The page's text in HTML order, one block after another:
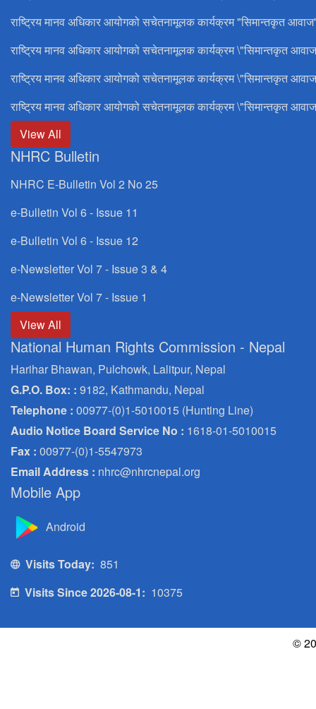
राष्ट्रिय मानव अधिकार आयोगको सचेतनामूलक कार्यक्रम "सिमान्तकृत
राष्ट्रिय मानव अधिकार आयोगको सचेतनामूलक कार्यक्रम \"सिमान्तकृत
राष्ट्रिय मानव अधिकार आयोगको सचेतनामूलक कार्यक्रम \"सिमान्तकृत
राष्ट्रिय मानव अधिकार आयोगको सचेतनामूलक कार्यक्रम \"सिमान्तकृत
View All
NHRC Bulletin
NHRC E-Bulletin Vol 2 No 25
e-Bulletin Vol 6 - Issue 11
e-Bulletin Vol 6 - Issue 12
e-Newsletter Vol 7 - Issue 3 & 4
e-Newsletter Vol 7 - Issue 1
View All
National Human Rights Commission - Nepal
Harihar Bhawan, Pulchowk, Lalitpur, Nepal
G.P.O. Box: : 9182, Kathmandu, Nepal
Telephone : 00977-(0)1-5010015 (Hunting Line)
Audio Notice Board Service No : 1618-01-5010015
Fax : 00977-(0)1-5547973
Email Address : nhrc@nhrcnepal.org
Mobile App
Android
Visits Today: 851
Visits Since 2026-08-1: 10375
©